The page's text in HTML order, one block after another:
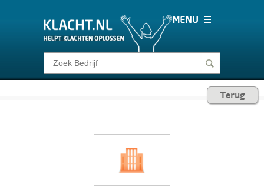
Klacht melden
Terug